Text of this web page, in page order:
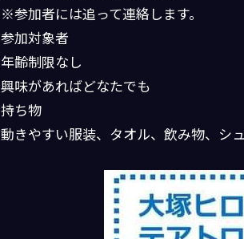
※参加者には追って連絡します。
参加対象者
年齢制限なし
興味があればどなたでも
持ち物
動きやすい服装、タオル、飲み物、シ